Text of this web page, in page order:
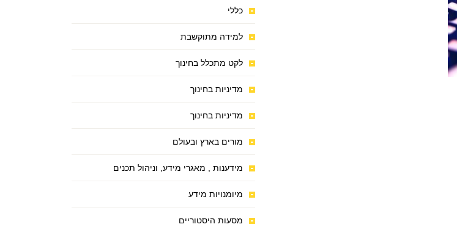
כללי
למידה מתוקשבת
לקט מתכלל בחינוך
מדיניות בחינוך
מדיניות בחינוך
מורים בארץ ובעולם
מידענות , מאגרי מידע, וניהול תכנים
מיומנויות מידע
מסעות היסטוריים